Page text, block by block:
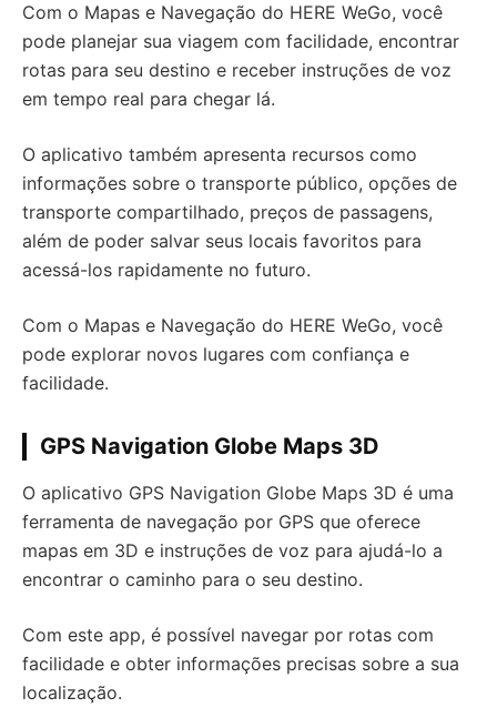
Com o Mapas e Navegação do HERE WeGo, você
pode planejar sua viagem com facilidade, encontrar
rotas para seu destino e receber instruções de voz
em tempo real para chegar lá.
O aplicativo também apresenta recursos como
informações sobre o transporte público, opções de
transporte compartilhado, preços de passagens,
além de poder salvar seus locais favoritos para
acessá-los rapidamente no futuro.
Com o Mapas e Navegação do HERE WeGo, você
pode explorar novos lugares com confiança e
facilidade.
GPS Navigation Globe Maps 3D
O aplicativo GPS Navigation Globe Maps 3D é uma
ferramenta de navegação por GPS que oferece
mapas em 3D e instruções de voz para ajudá-lo a
encontrar o caminho para o seu destino.
Com este app, é possível navegar por rotas com
facilidade e obter informações precisas sobre a sua
localização.